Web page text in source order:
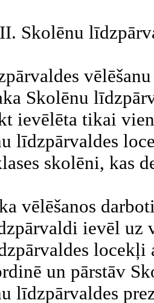
Skolēnu
Skolēnu
ievēlēta tikai
līdzpārvaldes
skolēni, kas
vēlēšanos
ievēl uz
un pārstāv
līdzpārvaldes